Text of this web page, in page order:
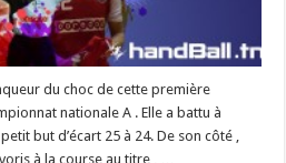
du choc de cette première
nationale A . Elle a battu à
but d’écart 25 à 24. De son côté ,
à la course au titre , …